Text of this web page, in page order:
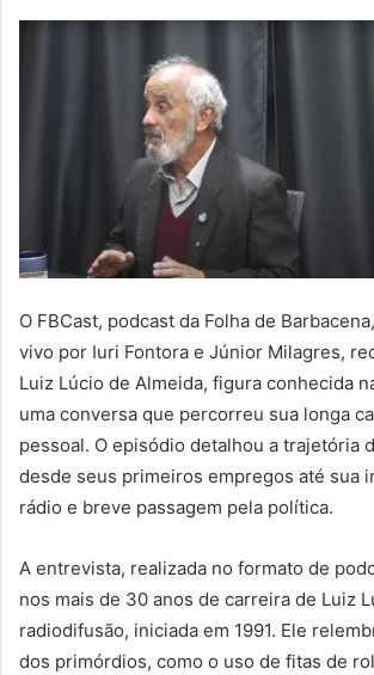
O FBCast, podcast da Folha de
vivo por Iuri Fontora e Júnior Milagres,
Luiz Lúcio de Almeida, figura conhecida
uma conversa que percorreu sua longa
pessoal. O episódio detalhou a trajetória
desde seus primeiros empregos até sua
rádio e breve passagem pela política.
A entrevista, realizada no formato de
nos mais de 30 anos de carreira de Luiz
radiodifusão, iniciada em 1991. Ele
dos primórdios, como o uso de fitas de